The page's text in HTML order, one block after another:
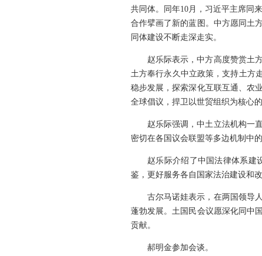
共同体。同年10月，习近平主席同
合作擘画了新的蓝图。中方愿同土
同体建设不断走深走实。
赵乐际表示，中方高度赞赏土
土方奉行永久中立政策，支持土方
稳步发展，探索深化互联互通、农
全球倡议，捍卫以世贸组织为核心
赵乐际强调，中土立法机构一
密切在各国议会联盟等多边机制中
赵乐际介绍了中国法律体系建
鉴，更好服务各自国家法治建设和改
古尔马诺娃表示，在两国领导
蓬勃发展。土国民会议愿深化同中
贡献。
郝明金参加会谈。